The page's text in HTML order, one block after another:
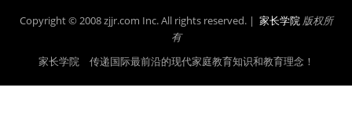
Copyright © 2008 zjjr.com Inc. All rights reserved. | 家长学院 版权所
有
家长学院 传递国际最前沿的现代家庭教育知识和教育理念！